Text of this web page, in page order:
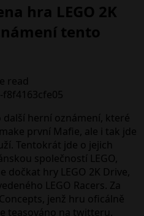
hra LEGO 2K
tento
read
herní oznámení, které
první Mafie, ale i tak jde
Tentokrát jde o jejich
společností LEGO,
dočkat hry LEGO 2K Drive,
LEGO Racers. Za
jenž hru oficálně
teasováno na twitteru.